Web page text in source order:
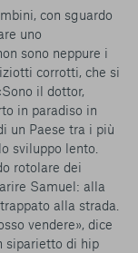
con sguardo
uno
sono neppure i
corrotti, che si
il dottor,
in paradiso in
un Paese tra i più
sviluppo lento.
rotolare dei
Samuel: alla
alla strada.
vendere», dice
siparietto di hip